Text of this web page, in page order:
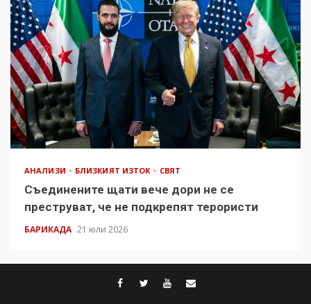
АНАЛИЗИ БЛИЗКИЯТ ИЗТОК СВЯТ
Съединените щати вече дори не се
преструват, че не подкрепят терористи
БАРИКАДА 21 юли 2026
facebook
twitter
youtube